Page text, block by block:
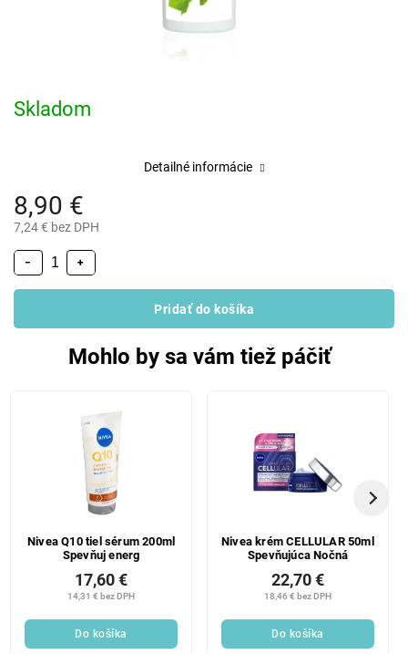
8,90 €
7,24 € bez DPH
Skladom
+
−
Pridať do košíka
Detailné informácie
Mohlo by sa vám tiež páčiť
Nivea Q10 tiel sérum 200ml
Spevňuj energ
14,31 € bez DPH
17,60 €
Do košíka
Nivea krém CELLULAR 50ml
Spevňujúca Nočná
18,46 € bez DPH
22,70 €
Do košíka